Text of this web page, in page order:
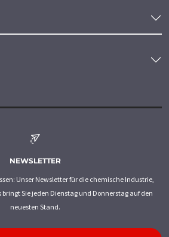
NEWSLETTER
Unser Newsletter für die chemische Industrie,
Sie jeden Dienstag und Donnerstag auf den
neuesten Stand.